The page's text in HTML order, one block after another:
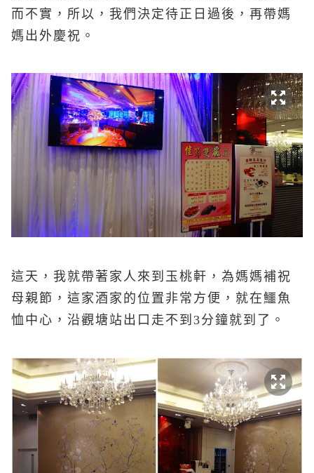
而不實，所以，我們決定待正日過後，再帶媽
媽出外慶祝。
這天，我就帶著家人來到玉桃軒，為媽媽補祝
母親節，這家酒家的位置非常方便，就在鱷魚
恤中心，沿觀塘站出口走不到3分鐘就到了。